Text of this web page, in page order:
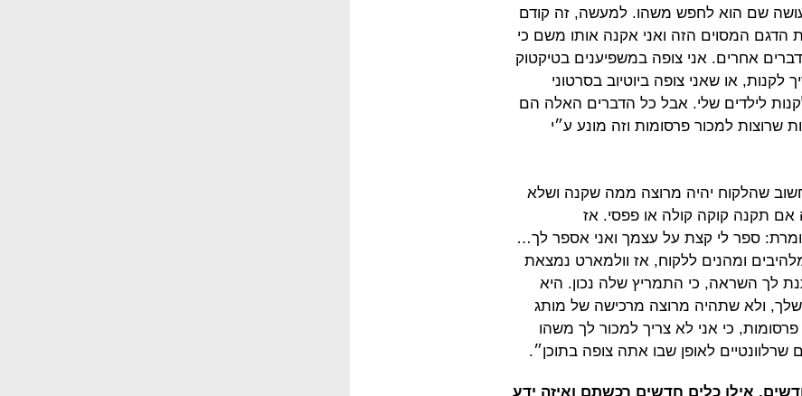
ממה שאתה עושה שם הוא לחפש משהו. למעשה, זה קודם
הדגם המסוים הזה ואני אקנה אותו משם כי
אחרים. אני צופה במשפיענים בטיקטוק
או שאני צופה ביוטיוב בסרטוני
לילדים שלי. אבל כל הדברים האלה הם
שרוצות למכור פרסומות וזה מונע ע״י
שהלקוח יהיה מרוצה ממה שקנה ושלא
תקנה קוקה קולה או פפסי. אז
ספר לי קצת על עצמך ואני אספר לך…
ומהנים ללקוח, אז וולמארט נמצאת
לך השראה, כי התמריץ שלה נכון. היא
ולא שתהיה מרוצה מרכישה של מותג
כי אני לא צריך למכור לך משהו
לאופן שבו אתה צופה בתוכן״.
אילו כלים חדשים רכשתם ואיזה ידע